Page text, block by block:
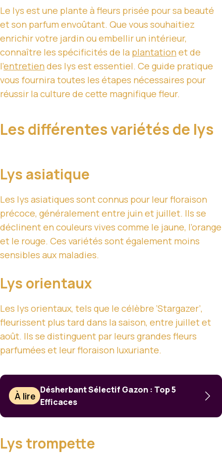
Le lys est une plante à fleurs prisée pour sa beauté
et son parfum envoûtant. Que vous souhaitiez
enrichir votre jardin ou embellir un intérieur,
connaître les spécificités de la plantation et de
l’entretien des lys est essentiel. Ce guide pratique
vous fournira toutes les étapes nécessaires pour
réussir la culture de cette magnifique fleur.
Les différentes variétés de lys
Lys asiatique
Les lys asiatiques sont connus pour leur floraison
précoce, généralement entre juin et juillet. Ils se
déclinent en couleurs vives comme le jaune, l’orange
et le rouge. Ces variétés sont également moins
sensibles aux maladies.
Lys orientaux
Les lys orientaux, tels que le célèbre ‘Stargazer’,
fleurissent plus tard dans la saison, entre juillet et
août. Ils se distinguent par leurs grandes fleurs
parfumées et leur floraison luxuriante.
À lire
Désherbant Sélectif Gazon : Top 5
Efficaces
Lys trompette